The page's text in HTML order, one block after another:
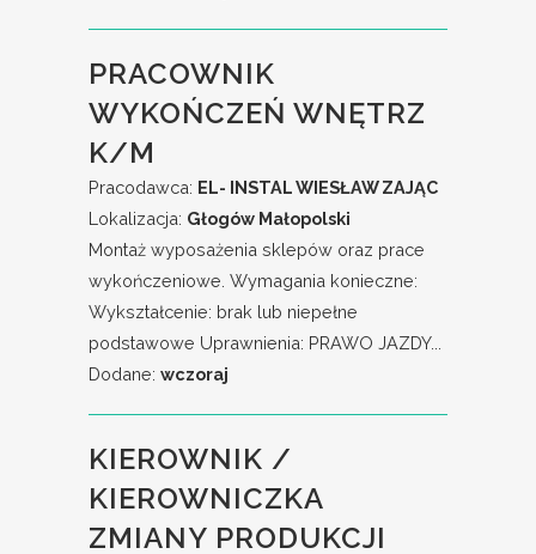
PRACOWNIK
WYKOŃCZEŃ WNĘTRZ
K/M
Pracodawca: EL- INSTAL WIESŁAW ZAJĄC
Lokalizacja: Głogów Małopolski
Montaż wyposażenia sklepów oraz prace
wykończeniowe. Wymagania konieczne:
Wykształcenie: brak lub niepełne
podstawowe Uprawnienia: PRAWO JAZDY...
Dodane: wczoraj
KIEROWNIK /
KIEROWNICZKA
ZMIANY PRODUKCJI